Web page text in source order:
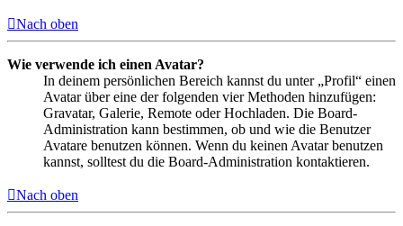
Nach oben
Wie verwende ich einen Avatar?
In deinem persönlichen Bereich kannst du unter „Profil“ einen
Avatar über eine der folgenden vier Methoden hinzufügen:
Gravatar, Galerie, Remote oder Hochladen. Die Board-
Administration kann bestimmen, ob und wie die Benutzer
Avatare benutzen können. Wenn du keinen Avatar benutzen
kannst, solltest du die Board-Administration kontaktieren.
Nach oben